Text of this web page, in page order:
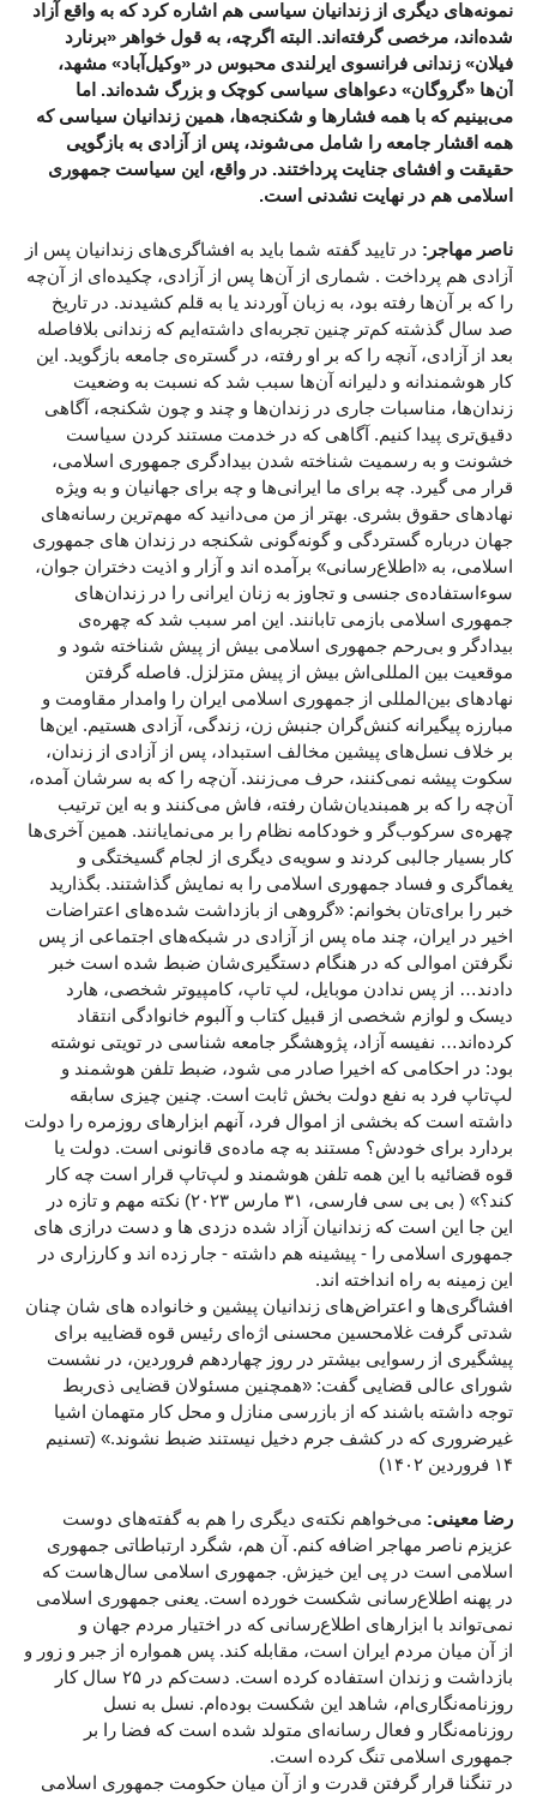
نمونه‌های دیگری از زندانیان سیاسی هم اشاره کرد که به واقع آزاد
شده‌اند، مرخصی گرفته‌اند. البته اگرچه، به قول خواهر «برنارد
فیلان» زندانی فرانسوی ایرلندی محبوس در «وکیل‌آباد» مشهد،
آن‌ها «گروگان‌» دعواهای سیاسی کوچک و بزرگ شده‌اند. اما
می‌بینیم که با همه فشارها و شکنجه‌ها، همین زندانیان سیاسی که
همه اقشار جامعه را شامل می‌شوند، پس از آزادی به بازگویی
حقیقت و افشای جنایت پرداختند. در واقع، این سیاست جمهوری
اسلامی هم در نهایت نشدنی است.
ناصر مهاجر: در تایید گفته شما باید به افشاگری‌های زندانیان پس از
آزادی هم پرداخت . شماری از آن‌ها پس از آزادی، چکیده‌ای از آن‌چه
را که بر آن‌ها رفته بود، به زبان آوردند یا به قلم کشیدند. در تاریخ
صد سال گذشته کم‌تر چنین تجربه‌ای داشته‌ایم که زندانی بلافاصله
بعد از آزادی، آنچه را که بر او رفته، در گستره‌ی جامعه بازگوید. این
کار هوشمندانه و دلیرانه آن‌ها سبب شد که نسبت به وضعیت
زندان‌ها، مناسبات جاری در زندان‌ها و چند و چون شکنجه، آگاهی
دقیق‌تری پیدا کنیم. آگاهی که در خدمت مستند کردن سیاست
خشونت و به رسمیت شناخته شدن بیدادگری جمهوری اسلامی،
قرار می گیرد. چه برای ما ایرانی‌ها و چه برای جهانیان و به ویژه
نهادهای حقوق بشری. بهتر از من می‌دانید که مهم‌ترین رسانه‌های
جهان درباره گستردگی و گونه‌گونی شکنجه در زندان های جمهوری
اسلامی، به «اطلاع‌رسانی» برآمده اند و آزار و اذیت دختران جوان،
سوءاستفاده‌ی جنسی و تجاوز به زنان ایرانی را در زندان‌های
جمهوری اسلامی بازمی تابانند. این امر سبب شد که چهره‌ی
بیدادگر و بی‌رحم جمهوری اسلامی بیش از پیش شناخته شود و
موقعیت بین المللی‌اش بیش از پیش متزلزل. فاصله گرفتن
نهادهای بین‌المللی از جمهوری اسلامی ایران را وامدار مقاومت و
مبارزه پیگیرانه کنش‌گران جنبش زن، زندگی، آزادی هستیم. این‌ها
بر خلاف نسل‌های پیشین مخالف استبداد، پس از آزادی از زندان،
سکوت پیشه نمی‌کنند، حرف می‌زنند. آن‌چه را که به سرشان آمده،
آن‌چه را که بر همبندیان‌شان رفته، فاش می‌کنند و به این ترتیب
چهره‌ی سرکوب‌گر و خودکامه نظام را بر می‌نمایانند. همین‌ آخری‌ها
کار بسیار جالبی کردند و سویه‌ی دیگری از لجام گسیختگی و
یغماگری و فساد جمهوری اسلامی را به نمایش گذاشتند. بگذارید
خبر را برای‌تان بخوانم: «گروهی از بازداشت شده‌های اعتراضات
اخیر در ایران، چند ماه پس از آزادی در شبکه‌های اجتماعی از پس
نگرفتن اموالی که در هنگام دستگیری‌شان ضبط شده است خبر
دادند… از پس ندادن موبایل، لپ تاپ، کامپیوتر شخصی، هارد
دیسک و لوازم شخصی از قبیل کتاب و آلبوم خانوادگی انتقاد
کرده‌اند… نفیسه آزاد، پژوهشگر جامعه شناسی در تویتی نوشته
بود: در احکامی که اخیرا صادر می شود، ضبط تلفن هوشمند و
لپ‌تاپ فرد به نفع دولت بخش ثابت است. چنین چیزی سابقه
داشته است که بخشی از اموال فرد، آنهم ابزارهای روزمره را دولت
بردارد برای خودش؟ مستند به چه ماده‌ی قانونی است. دولت یا
قوه قضائیه با این همه تلفن هوشمند و لپ‌تاپ قرار است چه کار
کند؟» ( بی بی سی فارسی، ۳۱ مارس ۲۰۲۳) نکته مهم و تازه در
این جا این است که زندانیان آزاد شده دزدی ها و دست درازی های
جمهوری اسلامی را - پیشینه هم داشته - جار زده اند و کارزاری در
این زمینه به راه انداخته اند.
افشاگری‌ها و اعتراض‌های زندانیان پیشین و خانواده های شان چنان
شدتی گرفت غلامحسین محسنی اژه‌ای رئيس قوه قضاییه برای
پیشگیری از رسوایی بیشتر در روز چهاردهم فروردین، در نشست
شورای عالی قضایی گفت: «همچنین مسئولان قضایی ذی‌ربط
توجه داشته باشند که از بازرسی منازل و محل کار متهمان اشیا
غیرضروری که در کشف جرم دخیل نیستند ضبط نشوند.» (تسنیم
۱۴ فروردین ۱۴۰۲)
رضا معینی: می‌خواهم نکته‌ی دیگری را هم به گفته‌های دوست
عزیزم ناصر مهاجر اضافه کنم. آن هم، شگرد ارتباطاتی جمهوری
اسلامی است در پی این خیزش. جمهوری اسلامی سال‌هاست که
در پهنه اطلاع‌رسانی شکست خورده است. یعنی جمهوری اسلامی
نمی‌تواند با ابزارهای اطلاع‌رسانی که در اختیار مردم جهان و
از آن میان مردم ایران است، مقابله کند. پس همواره از جبر و زور و
بازداشت و زندان استفاده کرده است. دست‌کم در ۲۵ سال کار
روزنامه‌نگاری‌ام، شاهد این شکست بوده‌ام. نسل به نسل
روزنامه‌نگار و فعال رسانه‌ای متولد شده است که فضا را بر
جمهوری اسلامی تنگ کرده است.
در تنگنا قرار گرفتن قدرت و از آن میان حکومت جمهوری اسلامی